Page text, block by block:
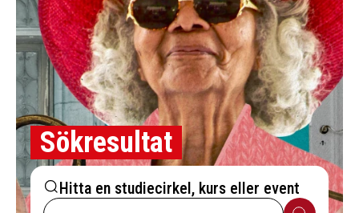
Sökresultat
Hitta en studiecirkel, kurs eller event